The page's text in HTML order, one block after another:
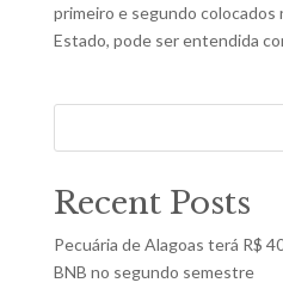
primeiro e segundo colocados
Estado, pode ser entendida
Recent Posts
Pecuária de Alagoas terá R$
BNB no segundo semestre